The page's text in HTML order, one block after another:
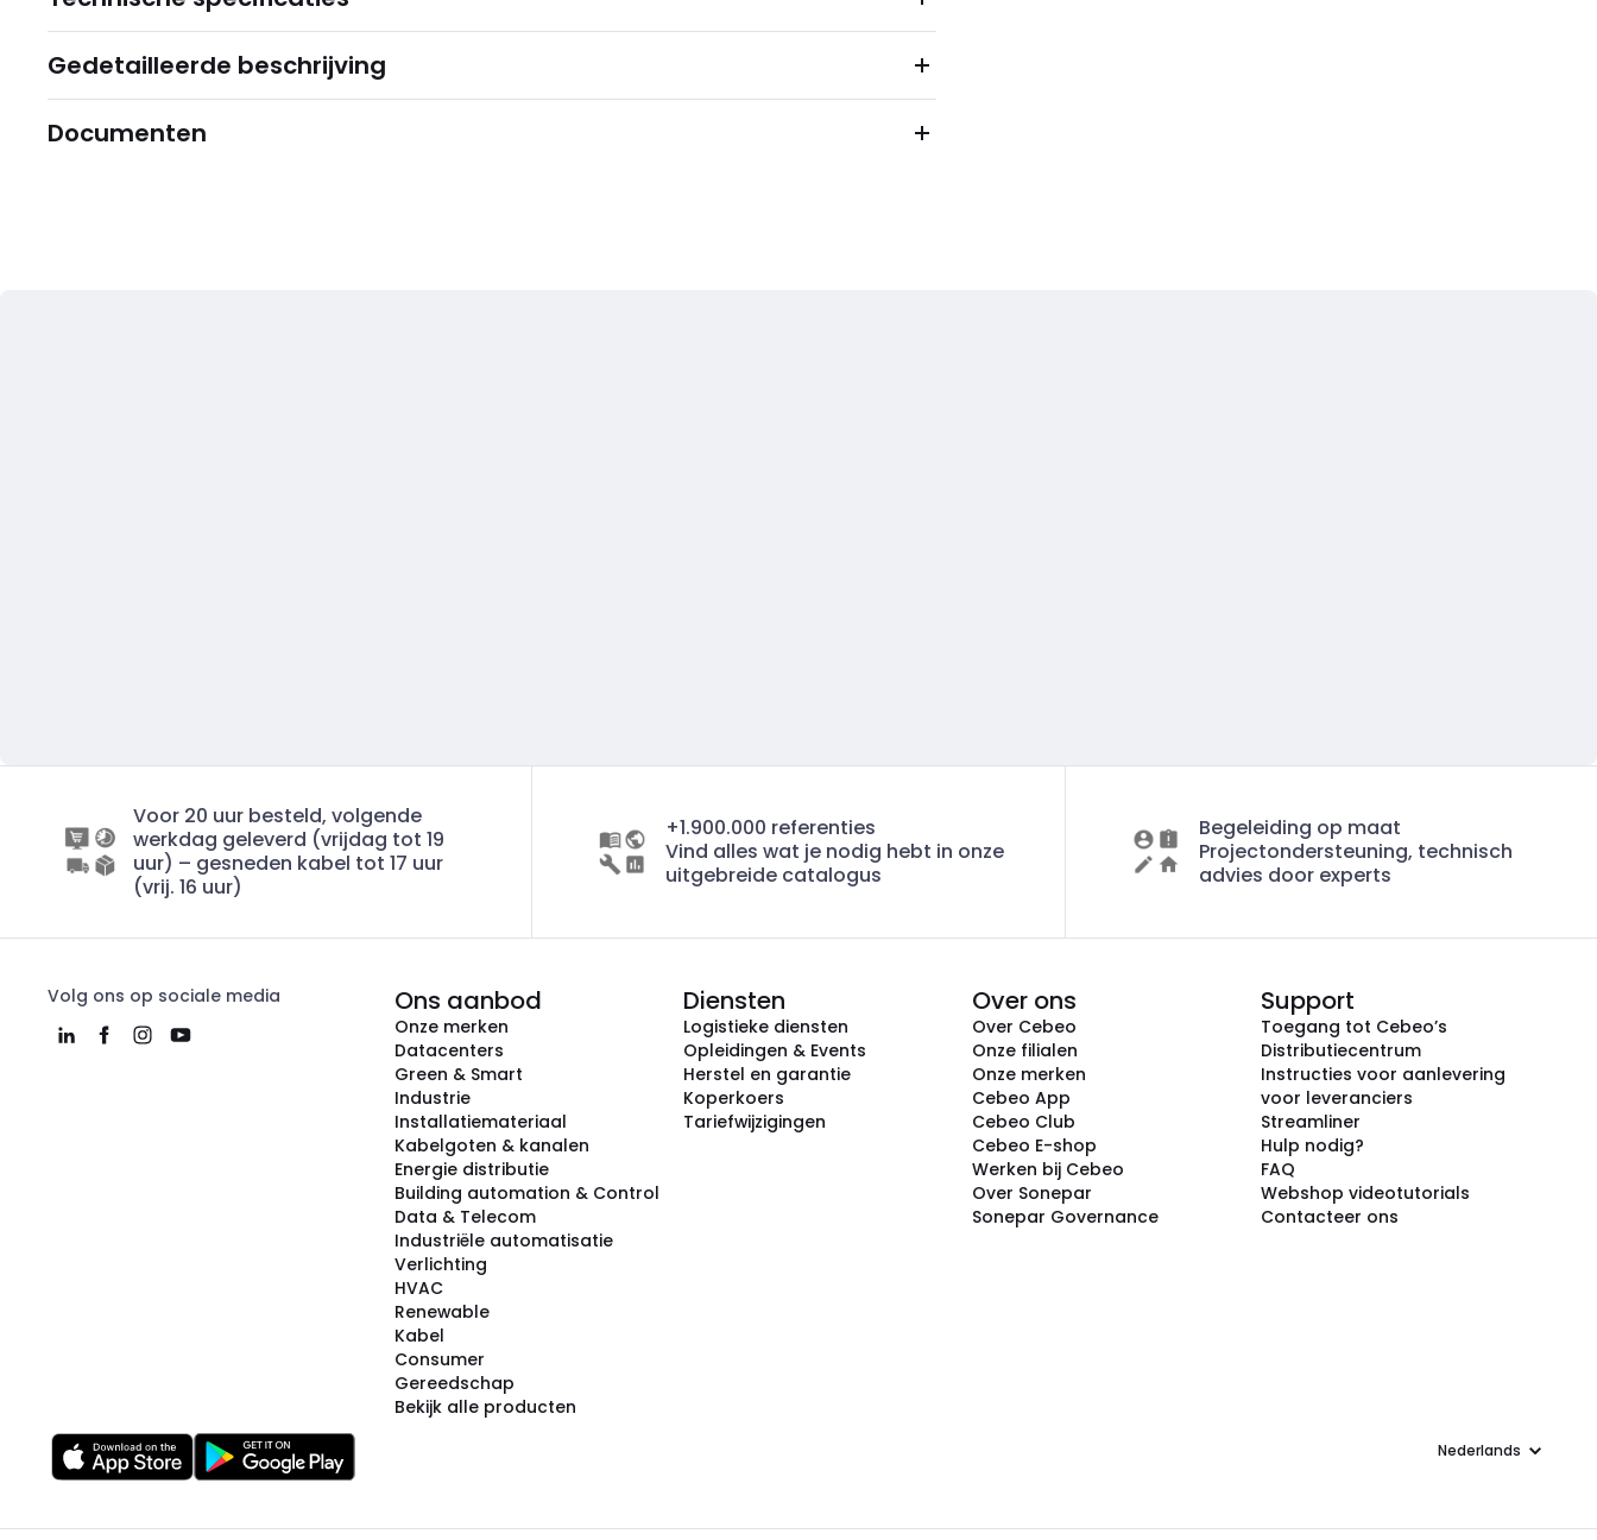
Gedetailleerde beschrijving
Documenten
Voor 20 uur besteld, volgende
werkdag geleverd (vrijdag tot 19
uur) – gesneden kabel tot 17 uur
(vrij. 16 uur)
+1.900.000 referenties
Vind alles wat je nodig hebt in onze
uitgebreide catalogus
Begeleiding op maat
Projectondersteuning, technisch
advies door experts
Volg ons op sociale media Ons aanbod
Onze merken
Datacenters
Green & Smart
Industrie
Installatiemateriaal
Kabelgoten & kanalen
Energie distributie
Building automation & Control
Data & Telecom
Industriële automatisatie
Verlichting
HVAC
Renewable
Kabel
Consumer
Gereedschap
Bekijk alle producten
Diensten
Logistieke diensten
Opleidingen & Events
Herstel en garantie
Koperkoers
Tariefwijzigingen
Over ons
Over Cebeo
Onze filialen
Onze merken
Cebeo App
Cebeo Club
Cebeo E-shop
Werken bij Cebeo
Over Sonepar
Sonepar Governance
Support
Toegang tot Cebeo’s
Distributiecentrum
Instructies voor aanlevering
voor leveranciers
Streamliner
Hulp nodig?
FAQ
Webshop videotutorials
Contacteer ons
Taal